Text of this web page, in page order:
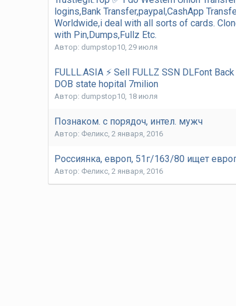
logins,Bank Transfer,paypal,CashApp
Worldwide,i deal with all sorts of cards.
with Pin,Dumps,Fullz Etc.
Автор: dumpstop10,29 июля
FULLL.ASIA ⚡ Sell FULLZ SSN DLFont
DOB state hopital 7milion
Автор: dumpstop10, 18 июля
Познаком. с порядоч, интел. мужч
Автор: Феликс,2 января, 2016
Россиянка, европ, 51г/163/80 ищет
Автор: Феликс,2 января, 2016